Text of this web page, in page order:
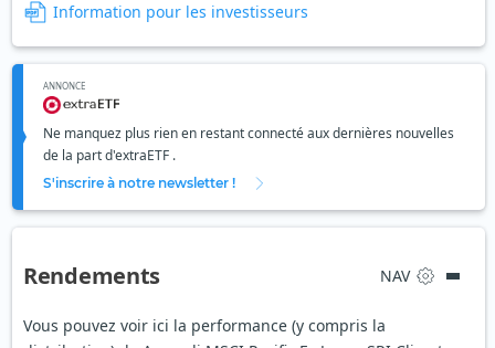
Information pour les investisseurs
ANNONCE
Ne manquez plus rien en restant connecté aux dernières nouvelles
de la part d'extraETF .
S'inscrire à notre newsletter !
Rendements NAV
Vous pouvez voir ici la performance (y compris la